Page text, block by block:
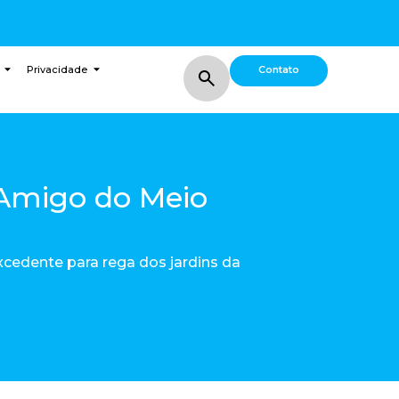
Privacidade Contato
do Meio
para rega dos jardins da